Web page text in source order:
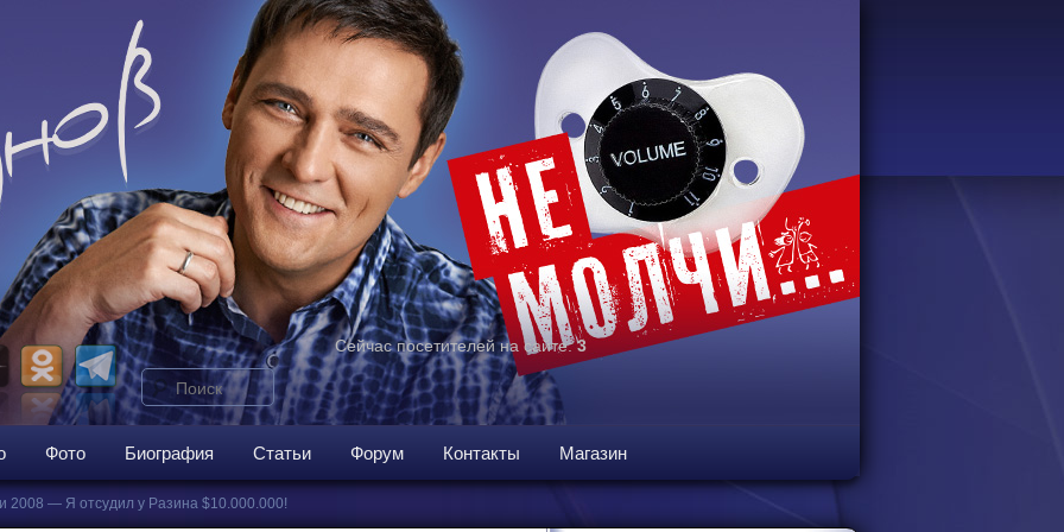
Поиск
Сейчас посетителей на сайте:3
Фото Биография Статьи Форум Контакты Магазин
2008 — Я отсудил у Разина $10.000.000!